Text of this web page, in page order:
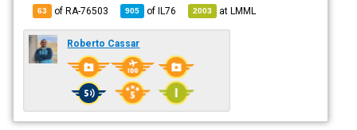
63 of RA-76503 905 ofIL76 2003 atLMML
Roberto Cassar